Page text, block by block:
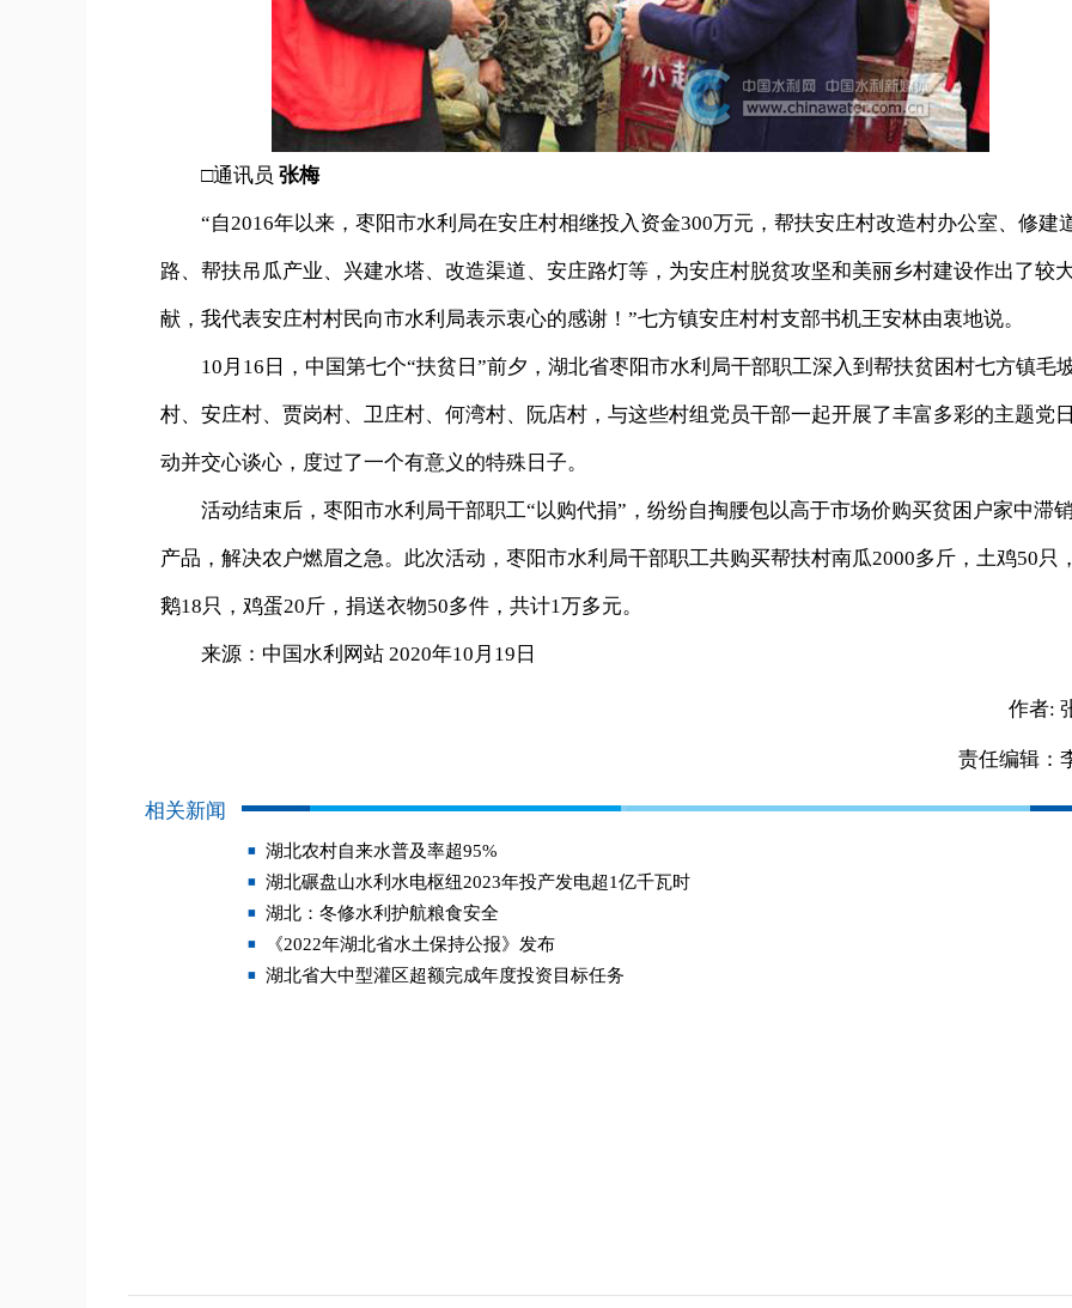
□通讯员 张梅
“自2016年以来，枣阳市水利局在安庄村相继投入资金300万元，帮扶安庄村改造村办公室、修建
路、帮扶吊瓜产业、兴建水塔、改造渠道、安庄路灯等，为安庄村脱贫攻坚和美丽乡村建设作出了较
献，我代表安庄村村民向市水利局表示衷心的感谢！”七方镇安庄村村支部书机王安林由衷地说。
10月16日，中国第七个“扶贫日”前夕，湖北省枣阳市水利局干部职工深入到帮扶贫困村七方镇毛
村、安庄村、贾岗村、卫庄村、何湾村、阮店村，与这些村组党员干部一起开展了丰富多彩的主题党
动并交心谈心，度过了一个有意义的特殊日子。
活动结束后，枣阳市水利局干部职工“以购代捐”，纷纷自掏腰包以高于市场价购买贫困户家中滞
产品，解决农户燃眉之急。此次活动，枣阳市水利局干部职工共购买帮扶村南瓜2000多斤，土鸡50只
鹅18只，鸡蛋20斤，捐送衣物50多件，共计1万多元。
来源：中国水利网站 2020年10月19日
作者:
责任编辑：
相关新闻
湖北农村自来水普及率超95%
湖北碾盘山水利水电枢纽2023年投产发电超1亿千瓦时
湖北：冬修水利护航粮食安全
《2022年湖北省水土保持公报》发布
湖北省大中型灌区超额完成年度投资目标任务